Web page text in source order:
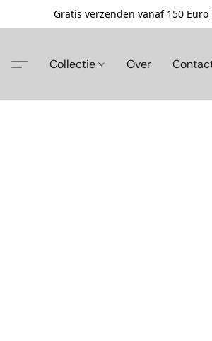
Gratis verzenden vanaf 150
Collectie Over